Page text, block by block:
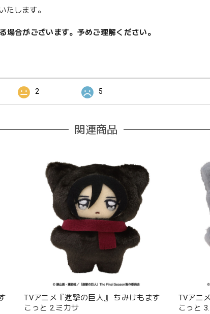
たします。
場合がございます。予めご理解ください。
2 5
関連商品
TVアニメ『進撃の巨人』 ちみけもます
こっと 2.ミカサ
TVアニ
こっと